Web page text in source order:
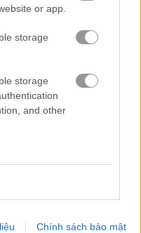
or app.
storage
storage
and other
Chính sách bảo mật